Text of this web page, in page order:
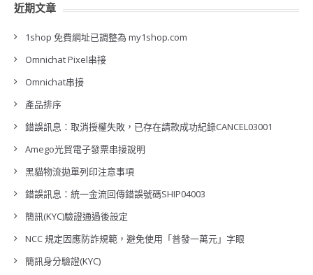
近期文章
1shop 免費網址已調整為 my1shop.com
Omnichat Pixel串接
Omnichat串接
產品排序
錯誤訊息：取消授權失敗，已存在請款成功紀錄CANCEL03001
Amego光貿電子發票串接說明
黑貓物流拋單列印注意事項
錯誤訊息：統一金流回傳錯誤號碼SHIP04003
簡訊(KYC)驗證通過後設定
NCC 規定因應防詐規範，避免使用「普發一萬元」字眼
簡訊身分驗證(KYC)